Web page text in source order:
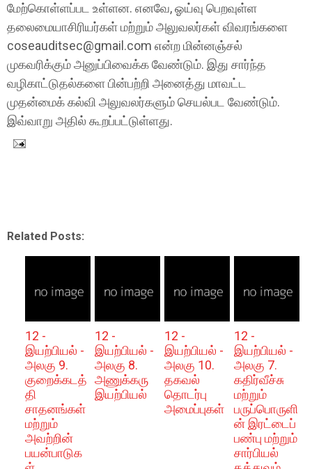
மேற்கொள்ளப்பட உள்ளன. எனவே, ஓய்வு பெறவுள்ள
தலைமையாசிரியர்கள் மற்றும் அலுவலர்கள் விவரங்களை
coseauditsec@gmail.com என்ற மின்னஞ்சல்
முகவரிக்கும் அனுப்பிவைக்க வேண்டும். இது சார்ந்த
வழிகாட்டுதல்களை பின்பற்றி அனைத்து மாவட்ட
முதன்மைக் கல்வி அலுவலர்களும் செயல்பட வேண்டும்.
இவ்வாறு அதில் கூறப்பட்டுள்ளது.
Related Posts:
12 -
இயற்பியல் -
அலகு 9.
குறைக்கடத்
தி
சாதனங்கள்
மற்றும்
அவற்றின்
பயன்பாடுக
12 -
இயற்பியல் -
அலகு 8.
அணுக்கரு
இயற்பியல்
12 -
இயற்பியல் -
அலகு 10.
தகவல்
தொடர்பு
அமைப்புகள்
12 -
இயற்பியல் -
அலகு 7.
கதிர்வீச்சு
மற்றும்
பருப்பொருளி
ன் இரட்டைப்
பண்பு மற்றும்
சார்பியல்